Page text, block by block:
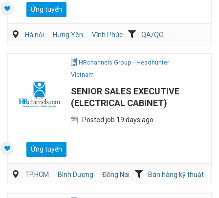
Ứng tuyển
Hà nội Hưng Yên Vĩnh Phúc
QA/QC
HRchannels Group - Headhunter
Vietnam
SENIOR SALES EXECUTIVE
(ELECTRICAL CABINET)
Posted job 19 days ago
Ứng tuyển
TP.HCM Bình Dương Đồng Nai
Bán hàng kỹ thuật